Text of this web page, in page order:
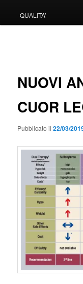
QUALITA’
NUOVI
CUOR
Pubblicato il22/03/